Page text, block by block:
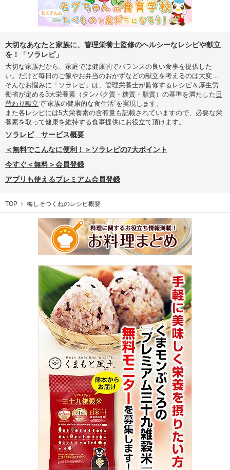
大切なあなたと家族に、管理栄養士監修のヘルシーなレシピや献立
を！「ソラレピ」
大切な家族だから、家庭では健康的でバランスの良い食事を提供した
い。だけど毎日のご飯やお弁当のおかずなどの献立を考えるのは大変…
そんなお悩みに「ソラレピ」は、管理栄養士が監修するレシピ＆厚生労
働省が定める3大栄養素（タンパク質・糖質・脂質）の基準を満たした 日
替わり献立で“家族の健康的な食生活”を実現します。
また各レシピには5大栄養素の含有量も記載されていますので、必要な栄
養素を取って健康を維持する食事提供にお役立て頂けます。
ソラレピ サービス概要
＜無料でこんなに便利！＞ソラレピの7大ポイント
今すぐ＜無料＞会員登録
アプリも使えるプレミアム会員登録
TOP 梅しそつくねのレシピ概要